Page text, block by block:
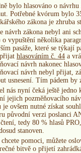
bylo hlasováno o
Potřebné kvórum bylo
zákona je zhruba
návrh zákona nebyl ani
vypuštění několika
pasáže, které se týkají
hlasováním č. 44 a
návrh nakonec
návrh nebyl přijat,
usnesení. Tím pádem
nás nyní čeká ještě jedno
jejich pozměňovacího
je ovšem nutné získat
původní verzi poslanci
tedy 80 % hlasů
stanoven.
pomoci, můžete
bitvě o přijetí